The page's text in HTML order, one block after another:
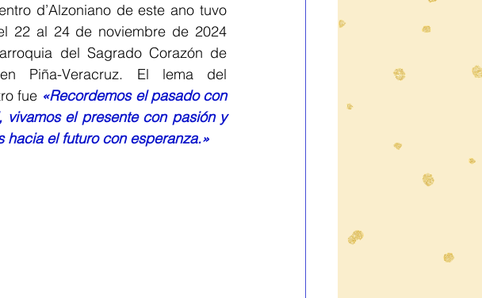
d’Alzoniano de este ano tuvo
22 al 24 de noviembre de 2024
del Sagrado Corazón de
Piña-Veracruz. El lema del
fue «Recordemos el pasado con
vivamos el presente con pasión y
hacia el futuro con esperanza.»